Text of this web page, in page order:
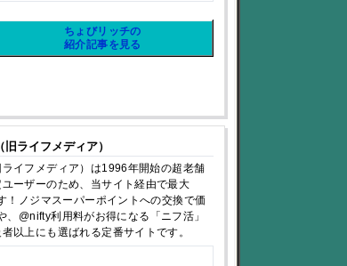
ちょびリッチの
紹介記事を見る
ライフメディア）
イフメディア）は1996年開始の超老舗
ーザーのため、当サイト経由で最大
！ノジマスーパーポイントへの交換で価
@nifty利用料がお得になる「ニフ活」
以上にも選ばれる定番サイトです。